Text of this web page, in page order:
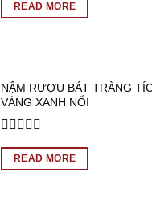
out
READ MORE
NẬM RƯỢU BÁT TRÀNG
VÀNG XANH NỔI
Rated
out
READ MORE